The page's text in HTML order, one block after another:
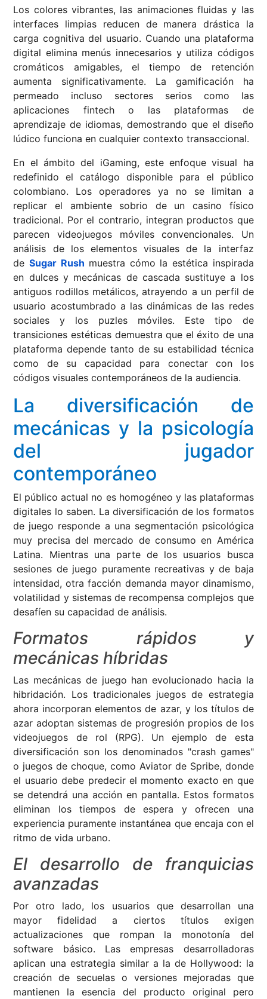
Los colores vibrantes, las animaciones fluidas y las
interfaces limpias reducen de manera drástica la
carga cognitiva del usuario. Cuando una plataforma
digital elimina menús innecesarios y utiliza códigos
cromáticos amigables, el tiempo de retención
aumenta significativamente. La gamificación ha
permeado incluso sectores serios como las
aplicaciones fintech o las plataformas de
aprendizaje de idiomas, demostrando que el diseño
lúdico funciona en cualquier contexto transaccional.
En el ámbito del iGaming, este enfoque visual ha
redefinido el catálogo disponible para el público
colombiano. Los operadores ya no se limitan a
replicar el ambiente sobrio de un casino físico
tradicional. Por el contrario, integran productos que
parecen videojuegos móviles convencionales. Un
análisis de los elementos visuales de la interfaz
deSugar Rush muestra cómo la estética inspirada
en dulces y mecánicas de cascada sustituye a los
antiguos rodillos metálicos, atrayendo a un perfil de
usuario acostumbrado a las dinámicas de las redes
sociales y los puzles móviles. Este tipo de
transiciones estéticas demuestra que el éxito de una
plataforma depende tanto de su estabilidad técnica
como de su capacidad para conectar con los
códigos visuales contemporáneos de la audiencia.
La diversificación de
mecánicas y la psicología
del jugador
contemporáneo
El público actual no es homogéneo y las plataformas
digitales lo saben. La diversificación de los formatos
de juego responde a una segmentación psicológica
muy precisa del mercado de consumo en América
Latina. Mientras una parte de los usuarios busca
sesiones de juego puramente recreativas y de baja
intensidad, otra facción demanda mayor dinamismo,
volatilidad y sistemas de recompensa complejos que
desafíen su capacidad de análisis.
Formatos rápidos y
mecánicas híbridas
Las mecánicas de juego han evolucionado hacia la
hibridación. Los tradicionales juegos de estrategia
ahora incorporan elementos de azar, y los títulos de
azar adoptan sistemas de progresión propios de los
videojuegos de rol (RPG). Un ejemplo de esta
diversificación son los denominados "crash games"
o juegos de choque, como Aviator de Spribe, donde
el usuario debe predecir el momento exacto en que
se detendrá una acción en pantalla. Estos formatos
eliminan los tiempos de espera y ofrecen una
experiencia puramente instantánea que encaja con el
ritmo de vida urbano.
El desarrollo de franquicias
avanzadas
Por otro lado, los usuarios que desarrollan una
mayor fidelidad a ciertos títulos exigen
actualizaciones que rompan la monotonía del
software básico. Las empresas desarrolladoras
aplican una estrategia similar a la de Hollywood: la
creación de secuelas o versiones mejoradas que
mantienen la esencia del producto original pero